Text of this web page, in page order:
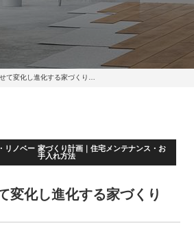
て変化し進化する家づくり…
リノベー 家づくり計画｜住宅メンテナンス・お
手入れ方法
変化し進化する家づくり